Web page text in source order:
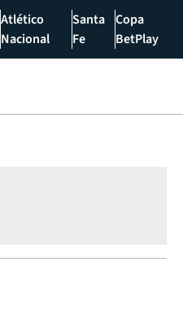
Atlético
Nacional
Santa
Fe
Copa
BetPlay